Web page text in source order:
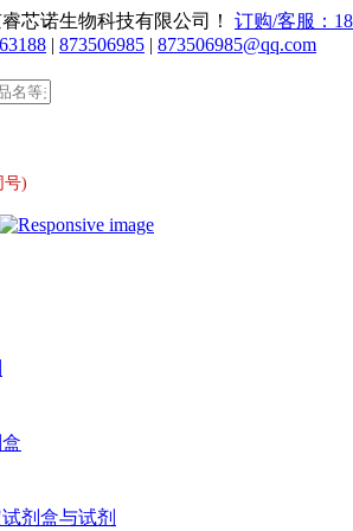
芯诺生物科技有限公司！ 订购/客服：
| 873506985 | 873506985@qq.com
号)
剂盒与试剂